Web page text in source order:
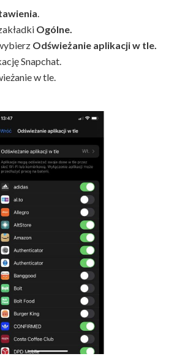
.
Ogólne.
Odświeżanie aplikacji w tle.
Snapchat.
w tle.